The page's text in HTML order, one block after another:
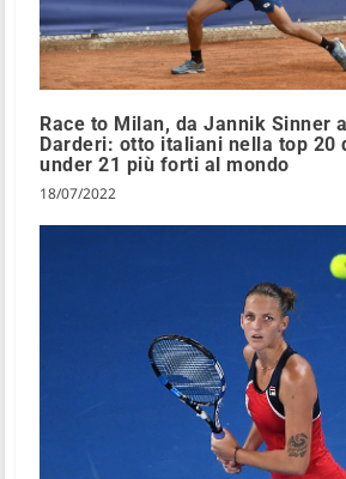
Race to Milan, da Jannik Sinner
Darderi: otto italiani nella top 20
under 21 più forti al mondo
18/07/2022